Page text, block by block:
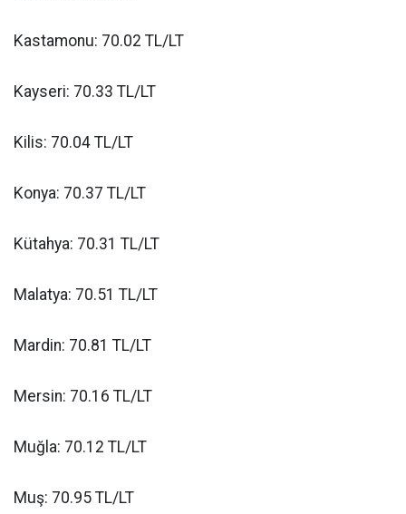
Kastamonu: 70.02 TL/LT
Kayseri: 70.33 TL/LT
Kilis: 70.04 TL/LT
Konya: 70.37 TL/LT
Kütahya: 70.31 TL/LT
Malatya: 70.51 TL/LT
Mardin: 70.81 TL/LT
Mersin: 70.16 TL/LT
Muğla: 70.12 TL/LT
Muş: 70.95 TL/LT